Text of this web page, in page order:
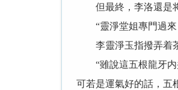
但最終，李洛還是将
“靈淨堂姐專門過來
李靈淨玉指撥弄着茶
“雖說這五根龍牙内并
可若是運氣好的話，五